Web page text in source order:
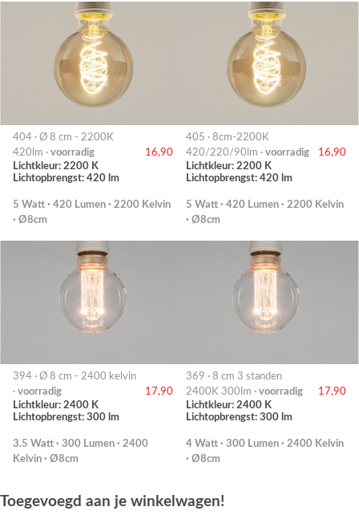
404 · Ø 8 cm - 2200K
420lm · voorradig
16,90
Lichtkleur: 2200 K
Lichtopbrengst: 420 lm
5 Watt · 420 Lumen · 2200 Kelvin
· Ø8cm
405 · 8cm-2200K
420/220/90lm · voorradig
16,90
Lichtkleur: 2200 K
Lichtopbrengst: 420 lm
5 Watt · 420 Lumen · 2200 Kelvin
· Ø8cm
394 · Ø 8 cm - 2400 kelvin
· voorradig
17,90
Lichtkleur: 2400 K
Lichtopbrengst: 300 lm
3.5 Watt · 300 Lumen · 2400
Kelvin · Ø8cm
369 · 8 cm 3 standen
2400K 300lm · voorradig
17,90
Lichtkleur: 2400 K
Lichtopbrengst: 300 lm
4 Watt · 300 Lumen · 2400 Kelvin
· Ø8cm
Toegevoegd aan je winkelwagen!